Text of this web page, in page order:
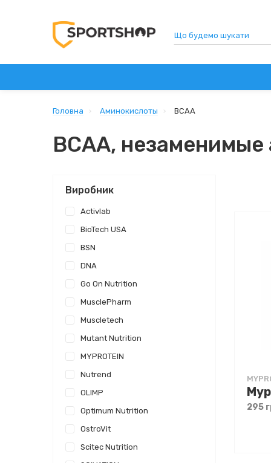
Головна Аминокислоты BCAA
BCAA,
Виробник
Activlab
BioTech USA
BSN
DNA
Go On Nutrition
MusclePharm
Muscletech
Mutant Nutrition
MYPROTEIN
Nutrend
OLIMP
Optimum Nutrition
OstroVit
Scitec Nutrition
295